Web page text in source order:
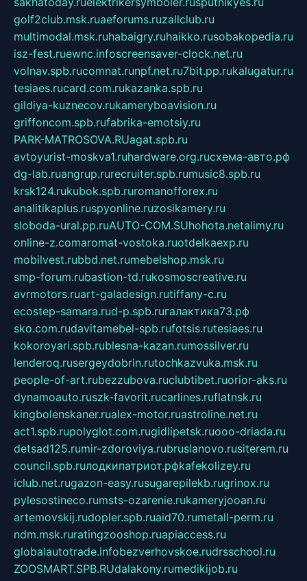
golf2club.msk.ruaeforums.ruzallclub.ru
multimodal.msk.ruhabaigry.ruhaikko.rusobakopedia.ru
isz-fest.ruewnc.infoscreensaver-clock.net.ru
volnav.spb.rucomnat.runpf.net.ru7bit.pp.rukalugatur.ru
tesiaes.rucard.com.rukazanka.spb.ru
gildiya-kuznecov.rukameryboavision.ru
griffoncom.spb.rufabrika-emotsiy.ru
PARK-MATROSOVA.RUagat.spb.ru
avtoyurist-moskva1.ruhardware.org.ruсхема-авто.рф
dg-lab.ruangrup.rurecruiter.spb.rumusic8.spb.ru
krsk124.rukubok.spb.ruromanofforex.ru
analitikaplus.ruspyonline.ruzosikamery.ru
sloboda-ural.pp.ruAUTO-COM.SUhohota.netalimy.ru
online-z.comaromat-vostoka.ruotdelkaexp.ru
mobilvest.rubbd.net.rumebelshop.msk.ru
smp-forum.rubastion-td.rukosmoscreative.ru
avrmotors.ruart-galadesign.rutiffany-c.ru
ecostep-samara.rud-p.spb.ruгалактика73.рф
sko.com.rudavitamebel-spb.rufotsis.rutesiaes.ru
kokoroyari.spb.rublesna-kazan.rumossilver.ru
lenderoq.rusergeydobrin.rutochkazvuka.msk.ru
people-of-art.rubezzubova.ruclubtibet.ruorior-aks.ru
dynamoauto.ruszk-favorit.rucarlines.ruflatnsk.ru
kingbolenskaner.rualex-motor.ruastroline.net.ru
act1.spb.rupolyglot.com.rugidlipetsk.ruooo-driada.ru
detsad125.rumir-zdoroviya.rubruslanovo.rusiterem.ru
council.spb.ruлодкипатриот.рфkafekolizey.ru
iclub.net.rugazon-easy.rusugarepilekb.rugrinox.ru
pylesostineco.rumsts-ozarenie.rukameryjooan.ru
artemovskij.rudopler.spb.ruaid70.rumetall-perm.ru
ndm.msk.ruratingzooshop.ruapiaccess.ru
globalautotrade.infobezverhovskoe.rudrsschool.ru
ZOOSMART.SPB.RUdalakony.rumedikijob.ru